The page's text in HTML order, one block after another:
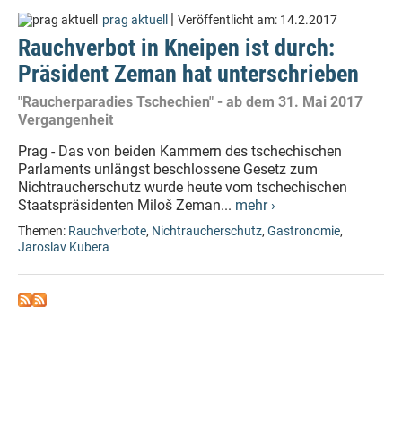
prag aktuell | Veröffentlicht am: 14.2.2017
Rauchverbot in Kneipen ist durch:
Präsident Zeman hat unterschrieben
"Raucherparadies Tschechien" - ab dem 31. Mai 2017
Vergangenheit
Prag - Das von beiden Kammern des tschechischen
Parlaments unlängst beschlossene Gesetz zum
Nichtraucherschutz wurde heute vom tschechischen
Staatspräsidenten Miloš Zeman... mehr ›
Themen: Rauchverbote, Nichtraucherschutz, Gastronomie,
Jaroslav Kubera